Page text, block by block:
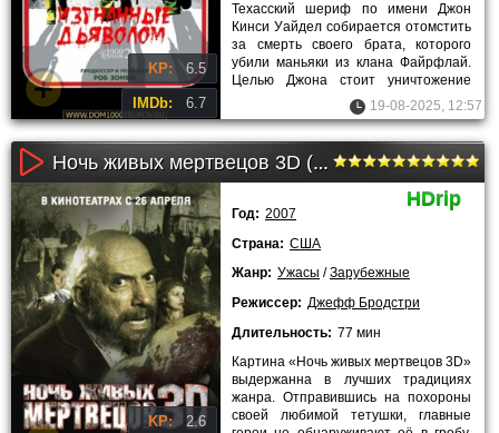
KP: 6.5
IMDb: 6.7
Техасский шериф по имени Джон
Кинси Уайдел собирается отомстить
за смерть своего брата, которого
убили маньяки из клана Файрфлай.
Целью Джона стоит уничтожение
собственными руками каждого19-08-2025, 12:57
Ночь живых мертвецов 3D (2007)
KP: 2.6
HDrip
Год: 2007
Страна: США
Жанр: Ужасы /Зарубежные
Режиссер: Джефф Бродстри
Длительность: 77 мин
Картина «Ночь живых мертвецов 3D»
выдержанна в лучших традициях
жанра. Отправившись на похороны
своей любимой тетушки, главные